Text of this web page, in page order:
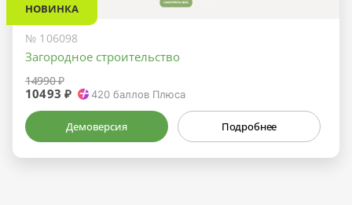
НОВИНКА
№ 106098
Загородное строительство
14990 ₽
10493 ₽ 420 баллов Плюса
Демоверсия Подробнее